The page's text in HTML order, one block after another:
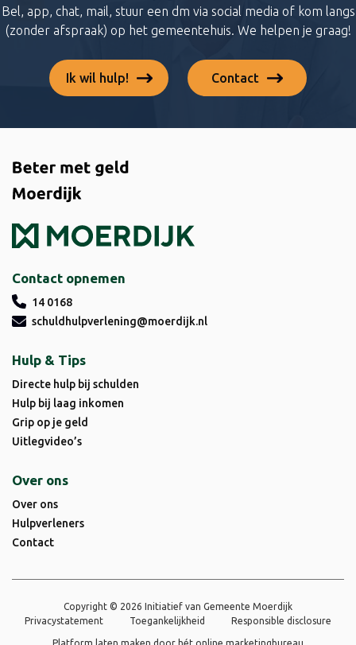
Bel, app, chat, mail, stuur een dm via social media of kom langs
(zonder afspraak) op het gemeentehuis. We helpen je graag!
Ik wil hulp! Contact
Contact opnemen
14 0168
schuldhulpverlening@moerdijk.nl
Hulp & Tips
Directe hulp bij schulden
Hulp bij laag inkomen
Grip op je geld
Uitlegvideo’s
Over ons
Over ons
Hulpverleners
Contact
Copyright © 2026 Initiatief van Gemeente Moerdijk
Privacystatement
Toegankelijkheid Responsible disclosure
Platform laten maken door hét online marketingbureau